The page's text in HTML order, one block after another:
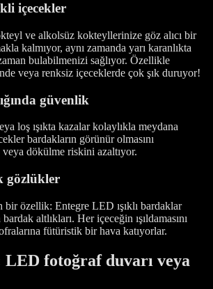
içecekler
ve alkolsüz kokteyllerinize göz alıcı bir
kalmıyor, aynı zamanda yarı karanlıkta
bulabilmenizi sağlıyor. Özellikle
veya renksiz içeceklerde çok şık duruyor!
güvenlik
loş ışıkta kazalar kolaylıkla meydana
bardakların görünür olmasını
dökülme riskini azaltıyor.
gözlükler
bir özellik: Entegre LED ışıklı bardaklar
altlıkları. Her içeceğin ışıldamasını
fütüristik bir hava katıyorlar.
LED fotoğraf duvarı veya